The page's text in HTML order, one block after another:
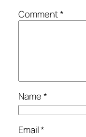
Comment*
Name*
Email*